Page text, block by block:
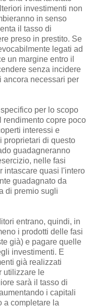
investimenti non
in senso
il tasso di
preso in prestito. Se
legati ad
un margine entro il
senza incidere
necessari per
per lo scopo
rendimento copre poco
interessi e
proprietari di questo
guadagneranno
nelle fasi
intascare quasi l'intero
guadagnato da
di premio sugli
entrano, quindi, in
i prodotti delle fasi
già) e pagare quelle
investimenti. E
già realizzati
utilizzare le
sarà il tasso di
i capitali
a completare la